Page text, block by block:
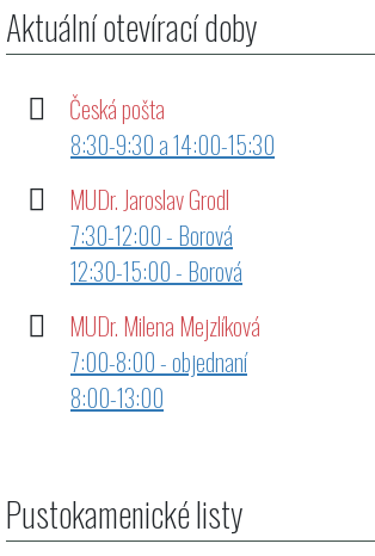
Aktuální otevírací doby
Česká pošta
8:30-9:30 a 14:00-15:30
MUDr. Jaroslav Grodl
7:30-12:00 - Borová
12:30-15:00 - Borová
MUDr. Milena Mejzlíková
7:00-8:00 - objednaní
8:00-13:00
Pustokamenické listy